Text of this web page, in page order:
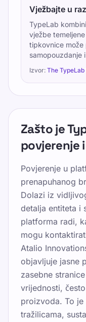
Vježbajte u
TypeLab
vježbe
tipkovnice može
samopouzdanje
Izvor: The
Zašto je
povjerenje
Povjerenje u
prenapuhanog
Dolazi iz
detalja entiteta i
platforma radi,
mogu
Atalio
objavljuje jasne
zasebne
vrijednosti,
proizvoda. To
tražilicama,